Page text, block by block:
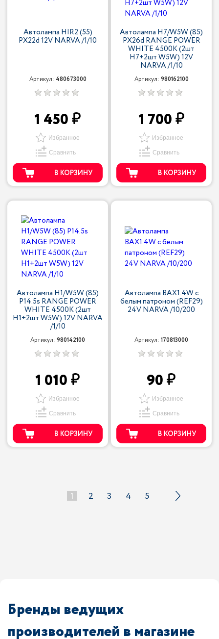
Автолампа HIR2 (55)
PX22d 12V NARVA /1/10
Артикул: 480673000
1 450
Избранное
Сравнить
В КОРЗИНУ
Автолампа H7/W5W (85)
PX26d RANGE POWER
WHITE 4500K (2шт
H7+2шт W5W) 12V
NARVA /1/10
Артикул: 980162100
1 700
Избранное
Сравнить
В КОРЗИНУ
Автолампа H1/W5W (85)
P14.5s RANGE POWER
WHITE 4500K (2шт
H1+2шт W5W) 12V NARVA
/1/10
Артикул: 980142100
1 010
Избранное
Сравнить
В КОРЗИНУ
Автолампа BAX1.4W с
белым патроном (REF29)
24V NARVA /10/200
Артикул: 170813000
90
Избранное
Сравнить
В КОРЗИНУ
1 2 3 4 5
Бренды ведущих
производителей в магазине